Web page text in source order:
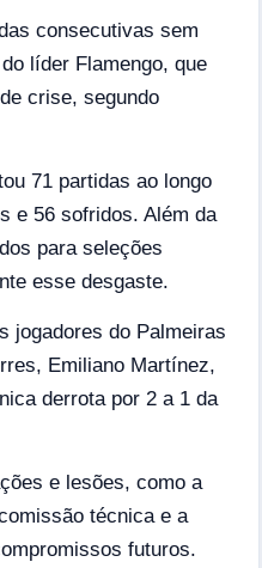
consecutivas sem
líder Flamengo, que
crise, segundo
71 partidas ao longo
e 56 sofridos. Além da
para seleções
esse desgaste.
jogadores do Palmeiras
Emiliano Martínez,
derrota por 2 a 1 da
e lesões, como a
técnica e a
futuros.